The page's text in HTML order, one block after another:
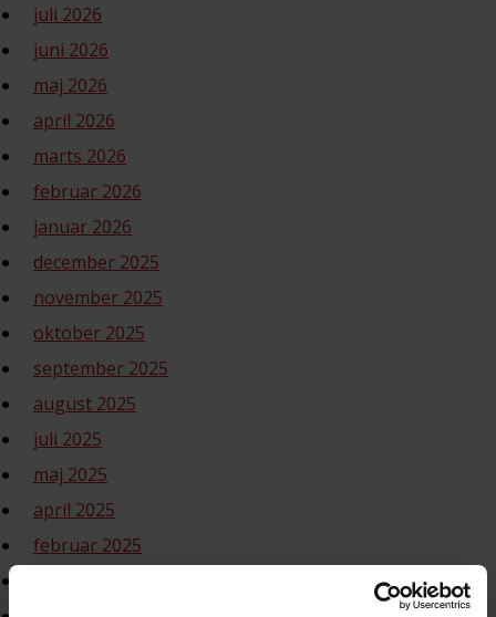
juli 2026
juni 2026
maj 2026
april 2026
marts 2026
februar 2026
januar 2026
december 2025
november 2025
oktober 2025
september 2025
august 2025
juli 2025
maj 2025
april 2025
februar 2025